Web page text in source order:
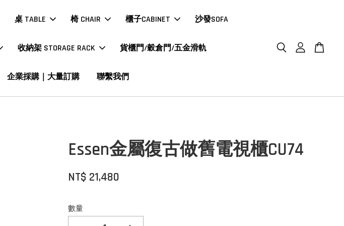
桌 TABLE 椅 CHAIR 櫃子CABINET 沙發SOFA
收納架 STORAGE RACK 貨櫃門/穀倉門/五金滑軌
企業採購｜大量訂購 聯繫我們
Essen金屬復古做舊電視櫃CU74
NT$ 21,480
數量